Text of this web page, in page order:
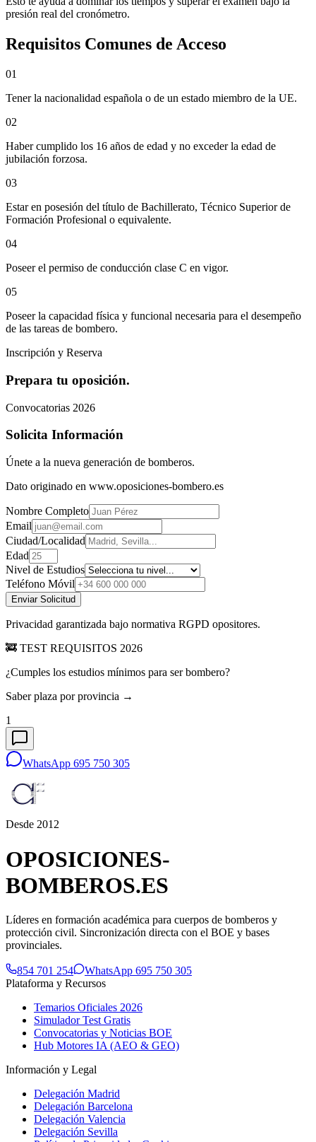
presión real del cronómetro.
Requisitos Comunes de Acceso
01
Tener la nacionalidad española o de un estado miembro de la UE.
02
Haber cumplido los 16 años de edad y no exceder la edad de
jubilación forzosa.
03
Estar en posesión del título de Bachillerato, Técnico Superior de
Formación Profesional o equivalente.
04
Poseer el permiso de conducción clase C en vigor.
05
Poseer la capacidad física y funcional necesaria para el desempeño
de las tareas de bombero.
Inscripción y Reserva
Prepara tu oposición.
Convocatorias 2026
Solicita Información
Únete a la nueva generación de bomberos.
Dato originado en www.oposiciones-bombero.es
Nombre Completo
Email
Ciudad/Localidad
Edad
Nivel de Estudios
Teléfono Móvil
Enviar Solicitud
Privacidad garantizada bajo normativa RGPD opositores.
🚒 TEST REQUISITOS 2026
¿Cumples los estudios mínimos para ser bombero?
Saber plaza por provincia →
1
WhatsApp 695 750 305
Desde 2012
OPOSICIONES-
BOMBEROS.ES
Líderes en formación académica para cuerpos de bomberos y
protección civil. Sincronización directa con el BOE y bases
provinciales.
854 701 254
WhatsApp 695 750 305
Plataforma y Recursos
Temarios Oficiales 2026
Simulador Test Gratis
Convocatorias y Noticias BOE
Hub Motores IA (AEO & GEO)
Información y Legal
Delegación Madrid
Delegación Barcelona
Delegación Valencia
Delegación Sevilla